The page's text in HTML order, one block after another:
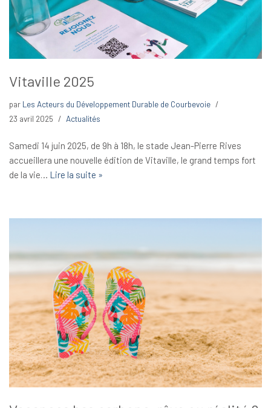
Vitaville 2025
par Les Acteurs du Développement Durable de Courbevoie
23 avril 2025
Actualités
Samedi 14 juin 2025, de 9h à 18h, le stade Jean-Pierre Rives
accueillera une nouvelle édition de Vitaville, le grand temps fort
de la vie… Lire la suite »